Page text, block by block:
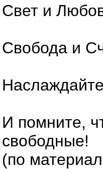
Свет и
Свобода и
И помните,
свободные!
(по